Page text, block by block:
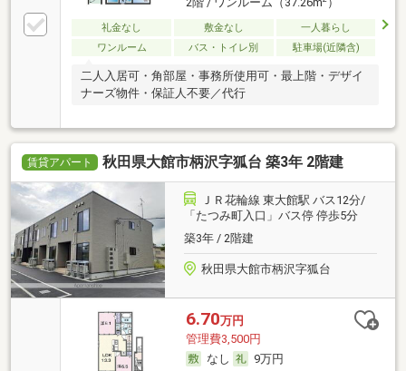
礼金なし 敷金なし
一人暮らし
ワンルーム
バス・トイレ別 駐車場(近隣含)
二人入居可・角部屋・事務所使用可・最上階・デザイ
ナーズ物件・保証人不要／代行
賃貸アパート 秋田県大館市柄沢字狐台 築3年 2階建
ＪＲ花輪線 東大館駅 バス12分/
「たつみ町入口」バス停 停歩5分
築3年 / 2階建
秋田県大館市柄沢字狐台
6.70万円
管理費3,500円
なし
9万円